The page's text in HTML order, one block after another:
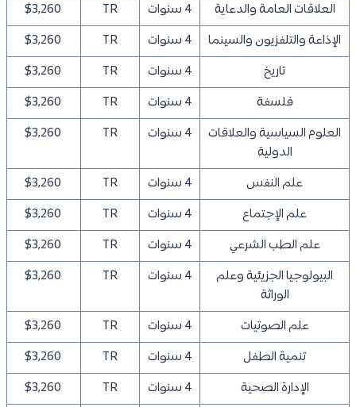
العلاقات العامة والدعاية
4 سنوات TR
الإذاعة والتلفزيون والسينما
4 سنوات TR
تاريخ
4 سنوات TR
فلسفة
4 سنوات TR
العلوم السياسية والعلاقات
الدولية
4 سنوات TR
علم النفس 4 سنوات TR
علم الإجتماع
4 سنوات TR
علم الطب الشرعي
4 سنوات TR
البيولوجيا الجزيئية وعلم
الوراثة
4 سنوات TR
علم الصوتيات 4 سنوات TR
تنمية الطفل
4 سنوات TR
الإدارة الصحية
4 سنوات TR